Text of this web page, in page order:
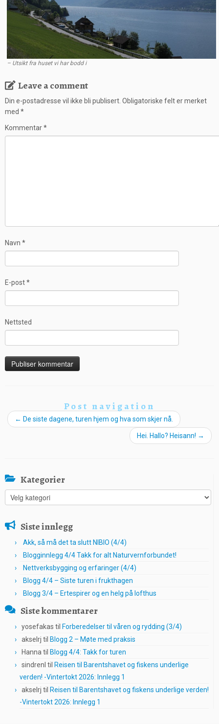
– Utsikt fra huset vi har bodd i
Leave a comment
Din e-postadresse vil ikke bli publisert. Obligatoriske felt er merket
med *
Kommentar*
Navn *
E-post*
Nettsted
Post navigation
← De siste dagene, turen hjem og hva som skjer nå.
Hei. Hallo? Heisann! →
Kategorier
Kategorier
Siste innlegg
Akk, så må det ta slutt NIBIO (4/4)
Blogginnlegg 4/4 Takk for alt Naturvernforbundet!
Nettverksbygging og erfaringer (4/4)
Blogg 4/4 – Siste turen i frukthagen
Blogg 3/4 – Ertespirer og en helg på lofthus
Siste kommentarer
yosefakas til Forberedelser til våren og rydding (3/4)
akselrj til Blogg 2 – Møte med praksis
Hanna til Blogg 4/4: Takk for turen
sindrenl til Reisen til Barentshavet og fiskens underlige
verden! -Vintertokt 2026: Innlegg 1
akselrj til Reisen til Barentshavet og fiskens underlige verden!
-Vintertokt 2026: Innlegg 1